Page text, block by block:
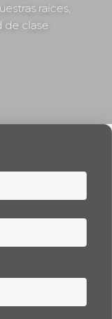
raíces,
de clase